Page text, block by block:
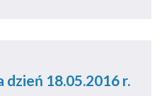
18.05.2016 r.